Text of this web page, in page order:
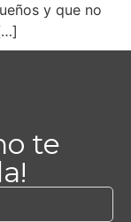
y que no
te